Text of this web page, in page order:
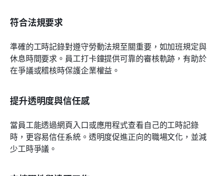
符合法規要求
準確的工時記錄對遵守勞動法規至關重要，如加班規定與
休息時間要求。員工打卡鐘提供可靠的審核軌跡，有助於
在爭議或稽核時保護企業權益。
提升透明度與信任感
當員工能透過網頁入口或應用程式查看自己的工時記錄
時，更容易信任系統。透明度促進正向的職場文化，並減
少工時爭議。